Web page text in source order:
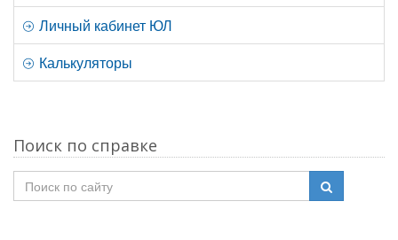
Личный кабинет ЮЛ
Калькуляторы
Поиск по справке